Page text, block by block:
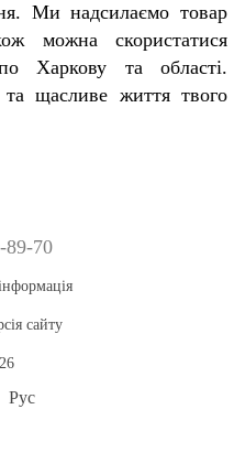
Ми надсилаємо товар
можна скористатися
Харкову та області.
щасливе життя твого
89-70
сайту
Рус